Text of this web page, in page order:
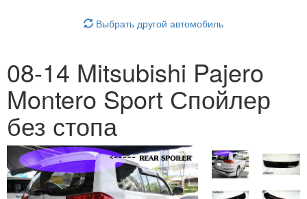
Выбрать другой автомобиль
08-14 Mitsubishi Pajero
Montero Sport Спойлер
без стопа